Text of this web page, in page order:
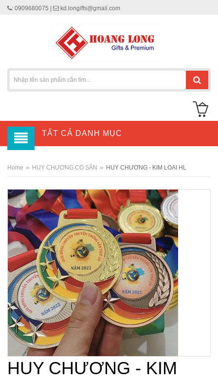
: 0909680075 | kd.longifts@gmail.com
TẤT CẢ DANH MỤC
Home » HUY CHƯƠNG CÓ SẴN » HUY CHƯƠNG - KIM LOAI HL
HUY CHƯƠNG - KIM